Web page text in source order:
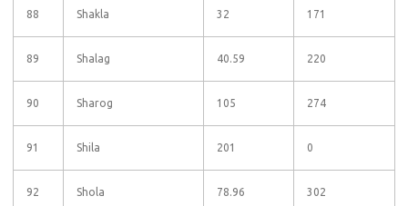
88 Shakla 32 171
89 Shalag 40.59 220
90 Sharog 105 274
91 Shila 201 0
92 Shola 78.96 302